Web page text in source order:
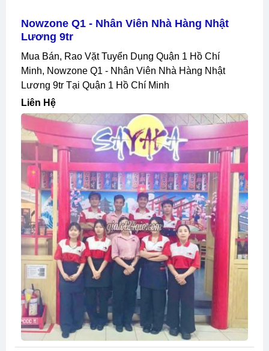
Nowzone Q1 - Nhân Viên Nhà Hàng Nhật
Lương 9tr
Mua Bán, Rao Vặt Tuyển Dụng Quận 1 Hồ Chí
Minh, Nowzone Q1 - Nhân Viên Nhà Hàng Nhật
Lương 9tr Tại Quận 1 Hồ Chí Minh
Liên Hệ